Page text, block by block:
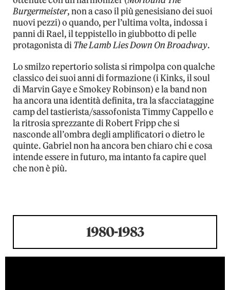
Burgermeister, non a caso il più genesisiano dei suoi
nuovi pezzi) o quando, per l’ultima volta, indossa i
panni di Rael, il teppistello in giubbotto di pelle
protagonista diThe Lamb Lies Down On Broadway.
Lo smilzo repertorio solista si rimpolpa con qualche
classico dei suoi anni di formazione (i Kinks, il soul
di Marvin Gaye e Smokey Robinson) e la band non
ha ancora una identità definita, tra la sfacciataggine
camp del tastierista/sassofonista Timmy Cappello e
la ritrosia sprezzante di Robert Fripp che si
nasconde all’ombra degli amplificatori o dietro le
quinte. Gabriel non ha ancora ben chiaro chi e cosa
intende essere in futuro, ma intanto fa capire quel
che non è più.
1980-1983